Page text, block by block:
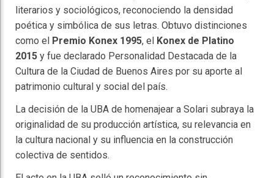
literarios y sociológicos, reconociendo la densidad
poética y simbólica de sus letras. Obtuvo distinciones
como el Premio Konex 1995, el Konex de Platino
2015 y fue declarado Personalidad Destacada de la
Cultura de la Ciudad de Buenos Aires por su aporte al
patrimonio cultural y social del país.
La decisión de la UBA de homenajear a Solari subraya la
originalidad de su producción artística, su relevancia en
la cultura nacional y su influencia en la construcción
colectiva de sentidos.